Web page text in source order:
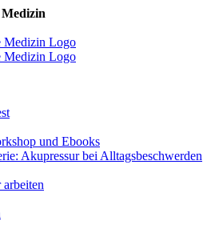
und Ebooks
Akupressur bei Alltagsbeschwerden